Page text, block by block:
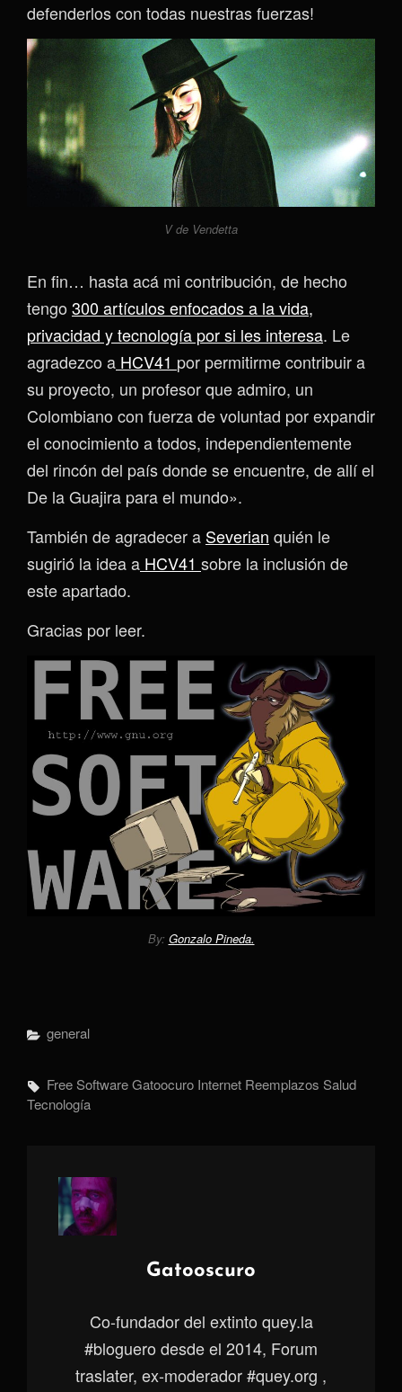
defenderlos con todas nuestras fuerzas!
V de Vendetta
En fin… hasta acá mi contribución, de hecho
tengo 300 artículos enfocados a la vida,
privacidad y tecnología por si les interesa. Le
agradezco a HCV41 por permitirme contribuir a
su proyecto, un profesor que admiro, un
Colombiano con fuerza de voluntad por expandir
el conocimiento a todos, independientemente
del rincón del país donde se encuentre, de allí el
De la Guajira para el mundo».
También de agradecer a Severian quién le
sugirió la idea a HCV41 sobre la inclusión de
este apartado.
Gracias por leer.
By: Gonzalo Pineda.
Categorías
General
Etiquetas,
Free SoftwareGatoocuro Internet Reemplazos Salud
Tecnología
Autor:
Gatooscuro
Co-fundador del extinto quey.la
#bloguero desde el 2014, Forum
traslater, ex-moderador #quey.org ,